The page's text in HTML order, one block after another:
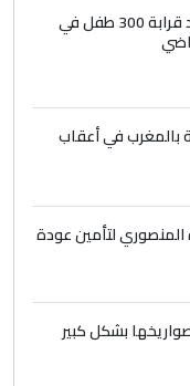
حسين سل
4
يسقط
اصول عريقة
حسين سل
كلام
للإنسان
اليونيسف توثق استشهاد قرابة 300 طفل في
بالمغرب في أعقاب
المنصوري لتأمين عودة
بشكل كبير